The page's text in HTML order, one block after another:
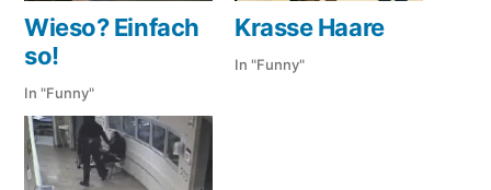
Wieso? Einfach
so!
In "Funny"
Krasse Haare
In "Funny"